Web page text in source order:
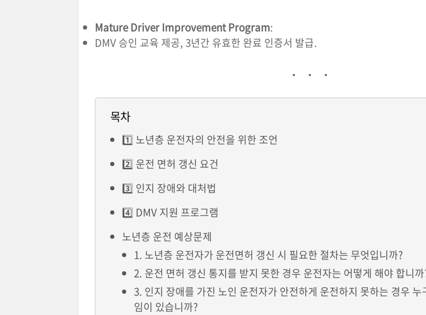
Mature Driver Improvement Program:
DMV 승인 교육 제공, 3년간 유효한 완료 인증서 발급.
목차
1️⃣ 노년층 운전자의 안전을 위한 조언
2️⃣ 운전 면허 갱신 요건
3️⃣ 인지 장애와 대처법
4️⃣ DMV 지원 프로그램
노년층 운전 예상문제
1. 노년층 운전자가 운전면허 갱신 시 필요한 절차는 무엇입니까?
2. 운전 면허 갱신 통지를 받지 못한 경우 운전자는 어떻게 해야 합니까
3. 인지 장애를 가진 노인 운전자가 안전하게 운전하지 못하는 경우 누
임이 있습니까?